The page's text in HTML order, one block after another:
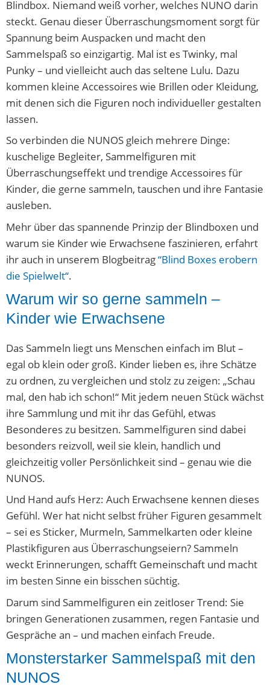
Blindbox. Niemand weiß vorher, welches NUNO darin
steckt. Genau dieser Überraschungsmoment sorgt für
Spannung beim Auspacken und macht den
Sammelspaß so einzigartig. Mal ist es Twinky, mal
Punky – und vielleicht auch das seltene Lulu. Dazu
kommen kleine Accessoires wie Brillen oder Kleidung,
mit denen sich die Figuren noch individueller gestalten
lassen.
So verbinden die NUNOS gleich mehrere Dinge:
kuschelige Begleiter, Sammelfiguren mit
Überraschungseffekt und trendige Accessoires für
Kinder, die gerne sammeln, tauschen und ihre Fantasie
ausleben.
Mehr über das spannende Prinzip der Blindboxen und
warum sie Kinder wie Erwachsene faszinieren, erfahrt
ihr auch in unserem Blogbeitrag“Blind Boxes erobern
die Spielwelt“.
Warum wir so gerne sammeln –
Kinder wie Erwachsene
Das Sammeln liegt uns Menschen einfach im Blut –
egal ob klein oder groß. Kinder lieben es, ihre Schätze
zu ordnen, zu vergleichen und stolz zu zeigen: „Schau
mal, den hab ich schon!“ Mit jedem neuen Stück wächst
ihre Sammlung und mit ihr das Gefühl, etwas
Besonderes zu besitzen. Sammelfiguren sind dabei
besonders reizvoll, weil sie klein, handlich und
gleichzeitig voller Persönlichkeit sind – genau wie die
NUNOS.
Und Hand aufs Herz: Auch Erwachsene kennen dieses
Gefühl. Wer hat nicht selbst früher Figuren gesammelt
– sei es Sticker, Murmeln, Sammelkarten oder kleine
Plastikfiguren aus Überraschungseiern? Sammeln
weckt Erinnerungen, schafft Gemeinschaft und macht
im besten Sinne ein bisschen süchtig.
Darum sind Sammelfiguren ein zeitloser Trend: Sie
bringen Generationen zusammen, regen Fantasie und
Gespräche an – und machen einfach Freude.
Monsterstarker Sammelspaß mit den
NUNOS